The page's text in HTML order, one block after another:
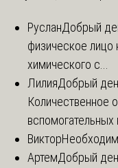
РусланДобрый
физическое лицо
химического с...
ЛилияДобрый
Количественное
вспомогательных
Виктор
АртемДобрый